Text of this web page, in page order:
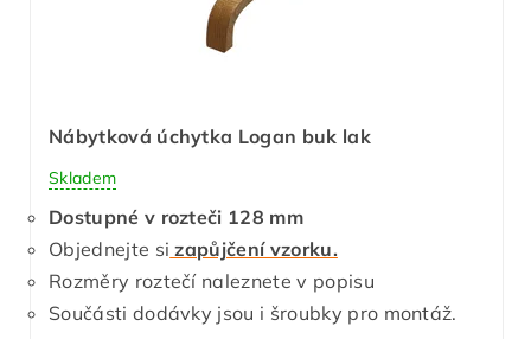
Nábytková úchytka Logan buk lak
Skladem
Dostupné v rozteči 128 mm
Objednejte si zapůjčení vzorku.
Rozměry roztečí naleznete v popisu
Součásti dodávky jsou i šroubky pro montáž.